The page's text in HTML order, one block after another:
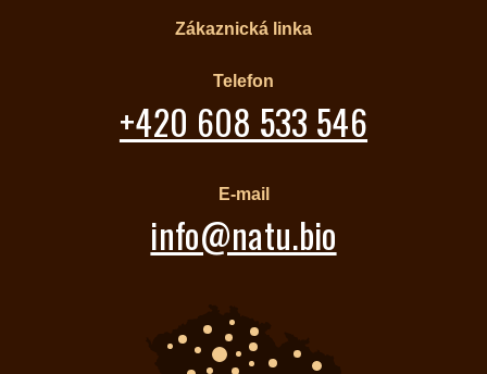
Zákaznická linka
Telefon
+420 608 533 546
E-mail
info@natu.bio